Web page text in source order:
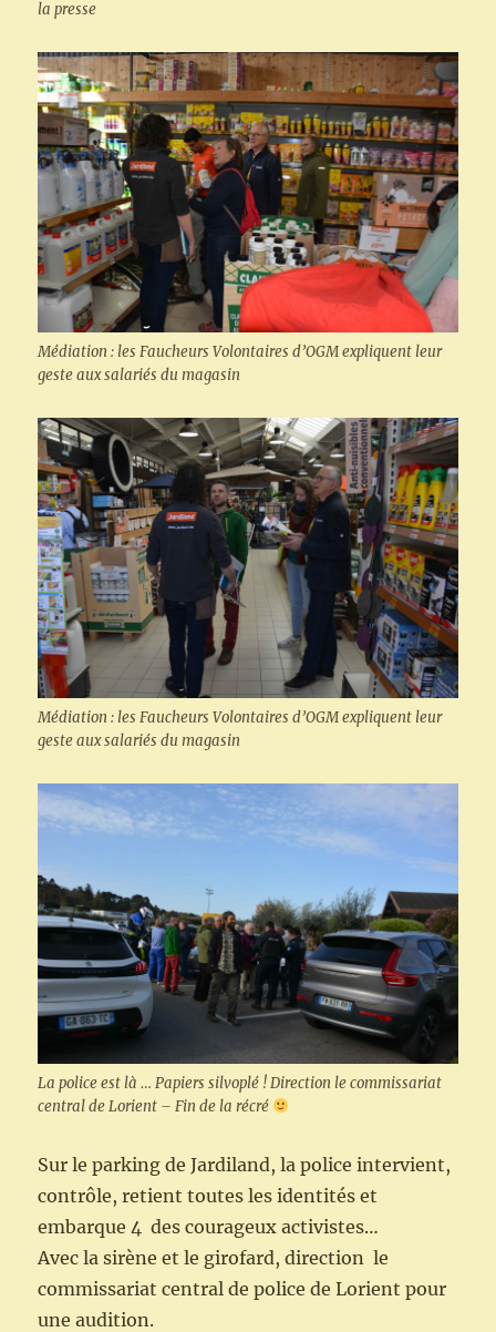
la presse
Médiation : les Faucheurs Volontaires d’OGM expliquent leur
geste aux salariés du magasin
Médiation : les Faucheurs Volontaires d’OGM expliquent leur
geste aux salariés du magasin
La police est là … Papiers silvoplé ! Direction le commissariat
central de Lorient – Fin de la récré
Sur le parking de Jardiland, la police intervient,
contrôle, retient toutes les identités et
embarque 4 des courageux activistes…
Avec la sirène et le girofard, direction le
commissariat central de police de Lorient pour
une audition.